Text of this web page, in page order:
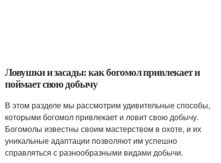
Ловушки и засады: как богомол привлекает и
поймает свою добычу
В этом разделе мы рассмотрим удивительные способы,
которыми богомол привлекает и ловит свою добычу.
Богомолы известны своим мастерством в охоте, и их
уникальные адаптации позволяют им успешно
справляться с разнообразными видами добычи.